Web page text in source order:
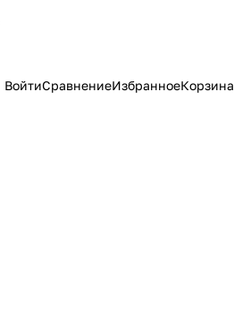
ВойтиСравнениеИзбранноеКорзина